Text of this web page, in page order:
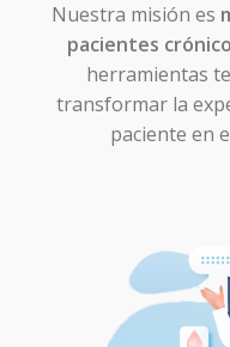
Nuestra misión es
pacientes
herramientas
transformar la
paciente en